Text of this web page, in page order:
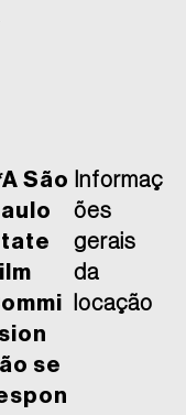
São
se
Informaç
ões
gerais
da
locação